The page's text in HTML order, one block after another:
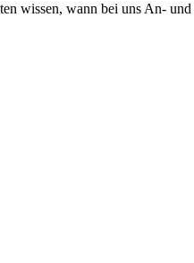
wissen, wann bei uns An-